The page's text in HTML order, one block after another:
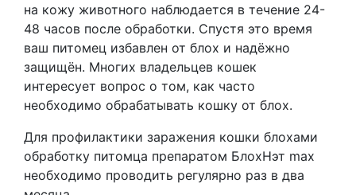
на кожу животного наблюдается в течение 24-
48 часов после обработки. Спустя это время
ваш питомец избавлен от блох и надёжно
защищён. Многих владельцев кошек
интересует вопрос о том, как часто
необходимо обрабатывать кошку от блох.
Для профилактики заражения кошки блохами
обработку питомца препаратом БлохНэт max
необходимо проводить регулярно раз в два